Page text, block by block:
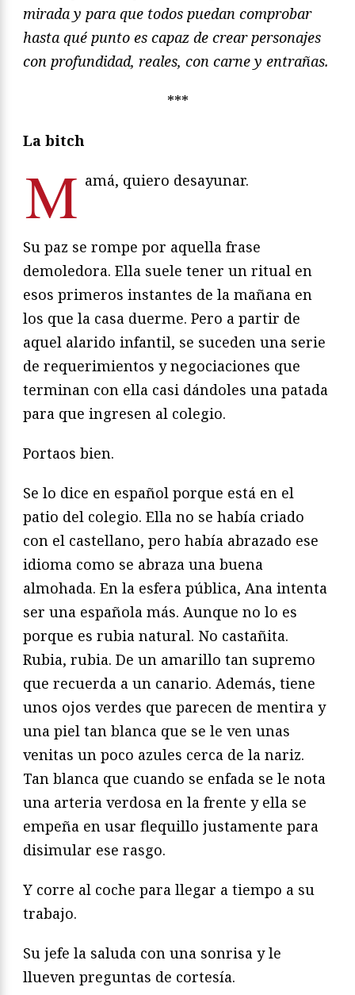
mirada y para que todos puedan comprobar
hasta qué punto es capaz de crear personajes
con profundidad, reales, con carne y entrañas.
***
La bitch
M amá, quiero desayunar.
Su paz se rompe por aquella frase
demoledora. Ella suele tener un ritual en
esos primeros instantes de la mañana en
los que la casa duerme. Pero a partir de
aquel alarido infantil, se suceden una serie
de requerimientos y negociaciones que
terminan con ella casi dándoles una patada
para que ingresen al colegio.
Portaos bien.
Se lo dice en español porque está en el
patio del colegio. Ella no se había criado
con el castellano, pero había abrazado ese
idioma como se abraza una buena
almohada. En la esfera pública, Ana intenta
ser una española más. Aunque no lo es
porque es rubia natural. No castañita.
Rubia, rubia. De un amarillo tan supremo
que recuerda a un canario. Además, tiene
unos ojos verdes que parecen de mentira y
una piel tan blanca que se le ven unas
venitas un poco azules cerca de la nariz.
Tan blanca que cuando se enfada se le nota
una arteria verdosa en la frente y ella se
empeña en usar flequillo justamente para
disimular ese rasgo.
Y corre al coche para llegar a tiempo a su
trabajo.
Su jefe la saluda con una sonrisa y le
llueven preguntas de cortesía.